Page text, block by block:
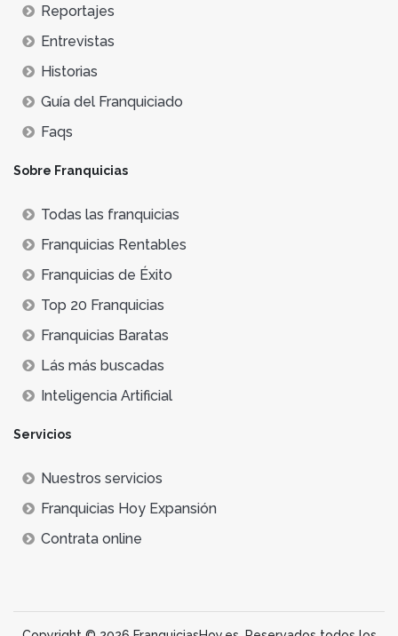
Reportajes
Entrevistas
Historias
Guía del Franquiciado
Faqs
Sobre Franquicias
Todas las franquicias
Franquicias Rentables
Franquicias de Éxito
Top 20 Franquicias
Franquicias Baratas
Lás más buscadas
Inteligencia Artificial
Servicios
Nuestros servicios
Franquicias Hoy Expansión
Contrata online